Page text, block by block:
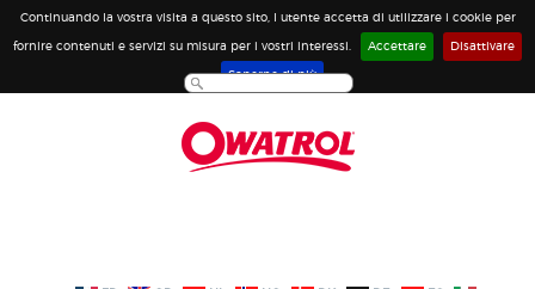
Continuando la vostra visita a questo sito, l utente accetta di utilizzare i cookie per
fornire contenuti e servizi su misura per i vostri interessi. Accettare Disattivare
Saperne di più